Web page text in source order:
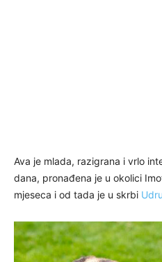
Ava je mlada, razigrana i vrlo
dana, pronađena je u okolici
mjeseca i od tada je u skrbi